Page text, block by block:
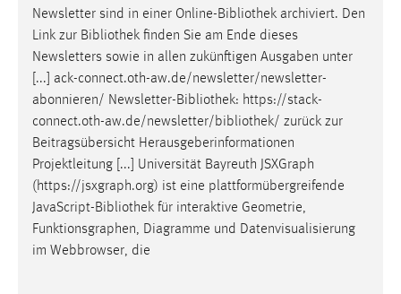
Newsletter sind in einer Online-Bibliothek archiviert. Den
Link zur Bibliothek finden Sie am Ende dieses
Newsletters sowie in allen zukünftigen Ausgaben unter
[...] ack-connect.oth-aw.de/newsletter/newsletter-
abonnieren/ Newsletter-Bibliothek: https://stack-
connect.oth-aw.de/newsletter/bibliothek/ zurück zur
Beitragsübersicht Herausgeberinformationen
Projektleitung [...] Universität Bayreuth JSXGraph
(https://jsxgraph.org) ist eine plattformübergreifende
JavaScript-Bibliothek für interaktive Geometrie,
Funktionsgraphen, Diagramme und Datenvisualisierung
im Webbrowser, die